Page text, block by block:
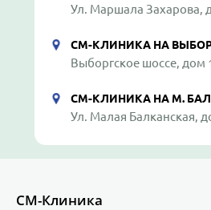
Ул. Маршала Захарова,
СМ-КЛИНИКА НА
Выборгское шоссе, дом
СМ-КЛИНИКА НА М.
Ул. Малая Балканская,
СМ-Клиника